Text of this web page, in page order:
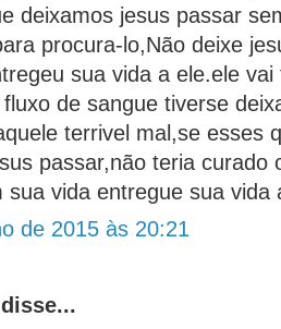
deixamos jesus passar
procura-lo,Não deixe
sua vida a ele.ele
de sangue tiverse
terrivel mal,se esses
passar,não teria curado
sua vida entregue sua vida
de 2015 às 20:21